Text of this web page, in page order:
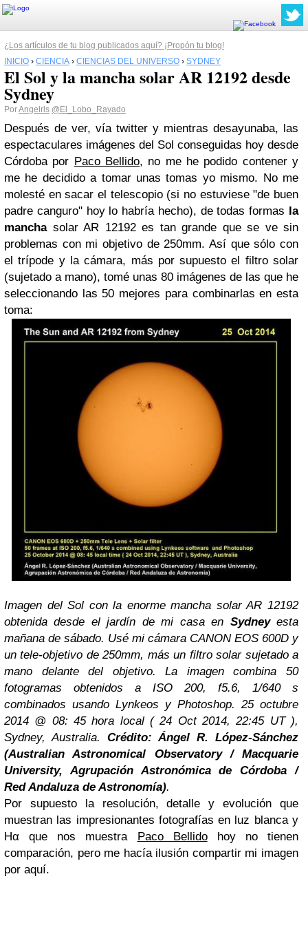
¿Los artículos de tu blog publicados aquí? ¡Propón tu blog!
INICIO › CIENCIA › CIENCIAS DEL UNIVERSO › SYDNEY
El Sol y la mancha solar AR 12192 desde
Sydney
PorAngelrls @El_Lobo_Rayado
Después de ver, vía twitter y mientras desayunaba, las
espectaculares imágenes del Sol conseguidas hoy desde
Córdoba por Paco Bellido, no me he podido contener y
me he decidido a tomar unas tomas yo mismo. No me
molesté en sacar el telescopio (si no estuviese "de buen
padre canguro" hoy lo habría hecho), de todas formas la
manchasolar AR 12192 es tan grande que se ve sin
problemas con mi objetivo de 250mm. Así que sólo con
el trípode y la cámara, más por supuesto el filtro solar
(sujetado a mano), tomé unas 80 imágenes de las que he
seleccionando las 50 mejores para combinarlas en esta
toma:
Imagen del Sol con la enorme mancha solar AR 12192
obtenida desde el jardín de mi casa en Sydneyesta
mañana de sábado. Usé mi cámara CANON EOS 600D y
un tele-objetivo de 250mm, más un filtro solar sujetado a
mano delante del objetivo. La imagen combina 50
fotogramas obtenidos a ISO 200, f5.6, 1/640 s
combinados usando Lynkeos y Photoshop. 25 octubre
2014 @ 08: 45 hora local ( 24 Oct 2014, 22:45 UT ),
Sydney, Australia. Crédito: Ángel R. López-Sánchez
(Australian Astronomical Observatory / Macquarie
University, Agrupación Astronómica de Córdoba /
Red Andaluza de Astronomía).
Por supuesto la resolución, detalle y evolución que
muestran las impresionantes fotografías en luz blanca y
Hα que nos muestra Paco Bellidohoy no tienen
comparación, pero me hacía ilusión compartir mi imagen
por aquí.